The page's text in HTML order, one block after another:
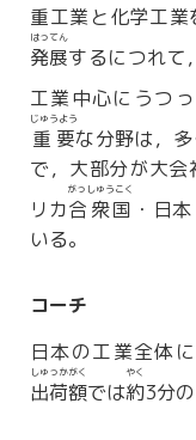
重工業と化学工業
発展
はってん
するにつれて，
工業中心にうつ
重要
じゅうよう
な分野は，
で，大部分が大
リカ合衆国
がっしゅうこく
・日
いる。
コーチ
日本の工業全体
出荷額
しゅっかがく
では約
やく
3分